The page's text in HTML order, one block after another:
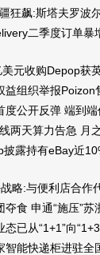
狂飙:斯塔夫罗波
二季度订单暴
元收购Depop获
益组织举报
度公开反弹 端到
两天算力告急 月
披露持有eBay近
略:与便利店合作
夺食 申通“施压”
态已从“1+1”向
智能快递柜进驻全